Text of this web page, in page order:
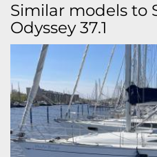
Similar models to
Odyssey 37.1